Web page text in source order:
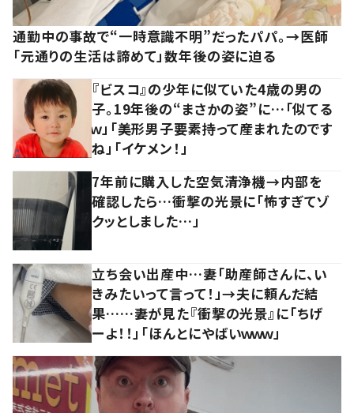
通勤中の事故で“一時意識不明”だったパパ。→医師
「元通りの生活は諦めて」数年後の姿に迫る
『ビスコ』の少年に似ていた4歳の男の
子。19年後の“まさかの姿”に…「似てる
ｗ」「美形男子要素持って産まれたのです
ね」「イケメン！」
7年前に購入した空気清浄機→内部を
確認したら…衝撃の光景に「怖すぎてゾ
クッとしました…」
立ち会い出産中…妻「助産師さんに、い
きみたいって言って！」→夫に頼んだ結
果……妻が見た『衝撃の光景』に「ちげ
ーよ！！」「ほんとにやばいｗｗｗ」